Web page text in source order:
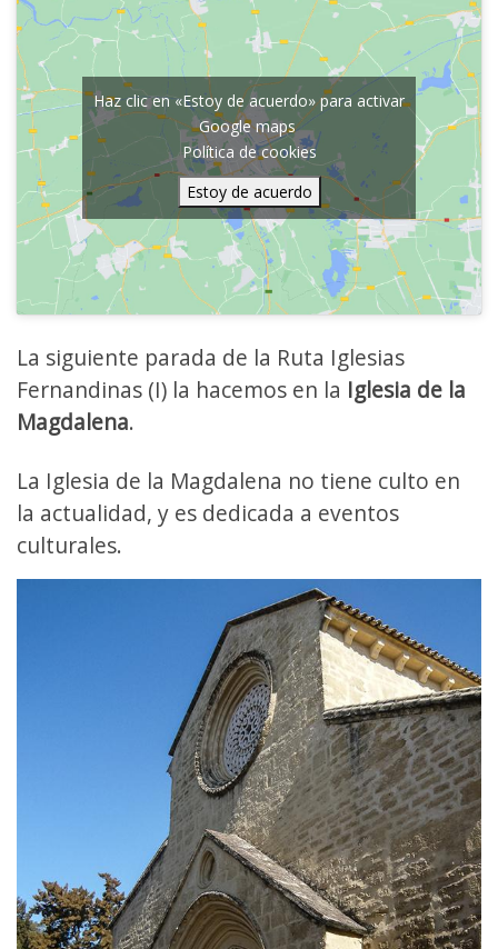
Haz clic en «Estoy de acuerdo» para activar
Google maps
Política de cookies
Estoy de acuerdo
La siguiente parada de la Ruta Iglesias
Fernandinas (I) la hacemos en la Iglesia de la
Magdalena.
La Iglesia de la Magdalena no tiene culto en
la actualidad, y es dedicada a eventos
culturales.